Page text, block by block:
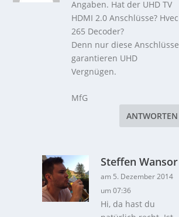
Angaben. Hat der UHD TV
HDMI 2.0 Anschlüsse? Hvec
265 Decoder?
Denn nur diese Anschlüsse
garantieren UHD
Vergnügen.
MfG
ANTWORTEN
Steffen Wansor
am 5. Dezember 2014
um 07:36
Hi, da hast du